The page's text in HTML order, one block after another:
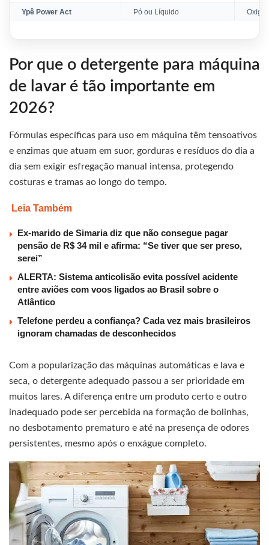
Ypê Power Act Pó ou Líquido
Por que o detergente para máquina
de lavar é tão importante em
2026?
Fórmulas específicas para uso em máquina têm tensoativos
e enzimas que atuam em suor, gorduras e resíduos do dia a
dia sem exigir esfregação manual intensa, protegendo
costuras e tramas ao longo do tempo.
Leia Também
Ex-marido de Simaria diz que não consegue pagar
pensão de R$ 34 mil e afirma: “Se tiver que ser preso,
serei”
ALERTA: Sistema anticolisão evita possível acidente
entre aviões com voos ligados ao Brasil sobre o
Atlântico
Telefone perdeu a confiança? Cada vez mais brasileiros
ignoram chamadas de desconhecidos
Com a popularização das máquinas automáticas e lava e
seca, o detergente adequado passou a ser prioridade em
muitos lares. A diferença entre um produto certo e outro
inadequado pode ser percebida na formação de bolinhas,
no desbotamento prematuro e até na presença de odores
persistentes, mesmo após o enxágue completo.